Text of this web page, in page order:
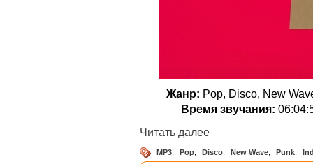
Жанр: Pop, Disco, New
Время звучания:
Читать далее
MP3 Pop Disco New Wave Punk